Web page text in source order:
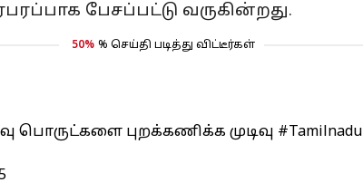
பேசப்பட்டு வருகின்றது.
50% % செய்தி படித்து விட்டீர்கள்
புறக்கணிக்க முடிவு #Tamilnadu